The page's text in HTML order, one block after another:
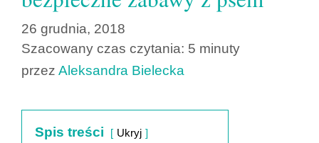
26 grudnia, 2018
Szacowany czas czytania: 5 minuty
przez Aleksandra Bielecka
Spis treści Ukryj